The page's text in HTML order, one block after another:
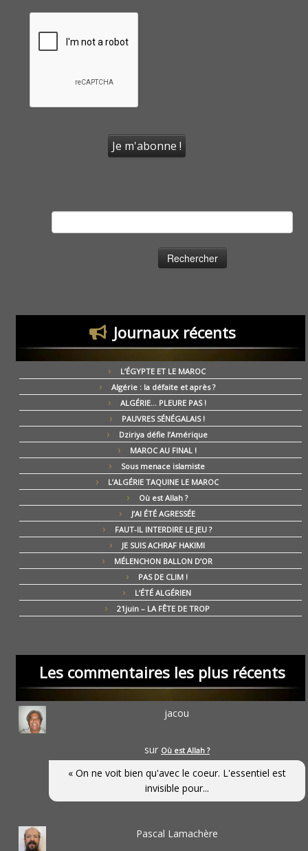
Journaux récents
L’ÉGYPTE ET LE MAROC
Algérie : la défaite et après ?
ALGÉRIE… PLEURE PAS !
PAUVRES SÉNÉGALAIS !
Dziriya défie l’Amérique
MAROC AU FINAL !
Sous menace islamiste
L’ALGÉRIE TAQUINE LE MAROC
Où est Allah ?
J’AI ÉTÉ AGRESSÉE
FAUT-IL INTERDIRE LE JEU ?
JE SUIS ACHRAF HAKIMI
MÉLENCHON BALLON D’OR
PAS DE CLIM !
L’ÉTÉ ALGÉRIEN
21juin – LA FÊTE DE TROP
Les commentaires les plus récents
jacou
sur Où est Allah ?
« On ne voit bien qu'avec le coeur. L'essentiel est
invisible pour...
Pascal Lamachère